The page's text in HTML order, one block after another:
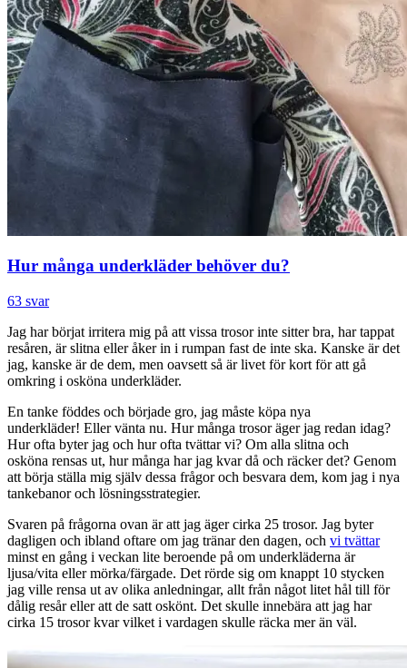
Hur många underkläder behöver du?
63 svar
Jag har börjat irritera mig på att vissa trosor inte sitter bra, har tappat
resåren, är slitna eller åker in i rumpan fast de inte ska. Kanske är det
jag, kanske är de dem, men oavsett så är livet för kort för att gå
omkring i osköna underkläder.
En tanke föddes och började gro, jag måste köpa nya
underkläder! Eller vänta nu. Hur många trosor äger jag redan idag?
Hur ofta byter jag och hur ofta tvättar vi? Om alla slitna och
osköna rensas ut, hur många har jag kvar då och räcker det? Genom
att börja ställa mig själv dessa frågor och besvara dem, kom jag i nya
tankebanor och lösningsstrategier.
Svaren på frågorna ovan är att jag äger cirka 25 trosor. Jag byter
dagligen och ibland oftare om jag tränar den dagen, och vi tvättar
minst en gång i veckan lite beroende på om underkläderna är
ljusa/vita eller mörka/färgade. Det rörde sig om knappt 10 stycken
jag ville rensa ut av olika anledningar, allt från något litet hål till för
dålig resår eller att de satt oskönt. Det skulle innebära att jag har
cirka 15 trosor kvar vilket i vardagen skulle räcka mer än väl.